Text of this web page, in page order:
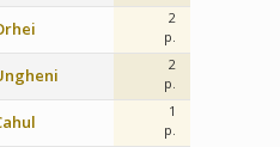
2
p.
2
p.
1
p.